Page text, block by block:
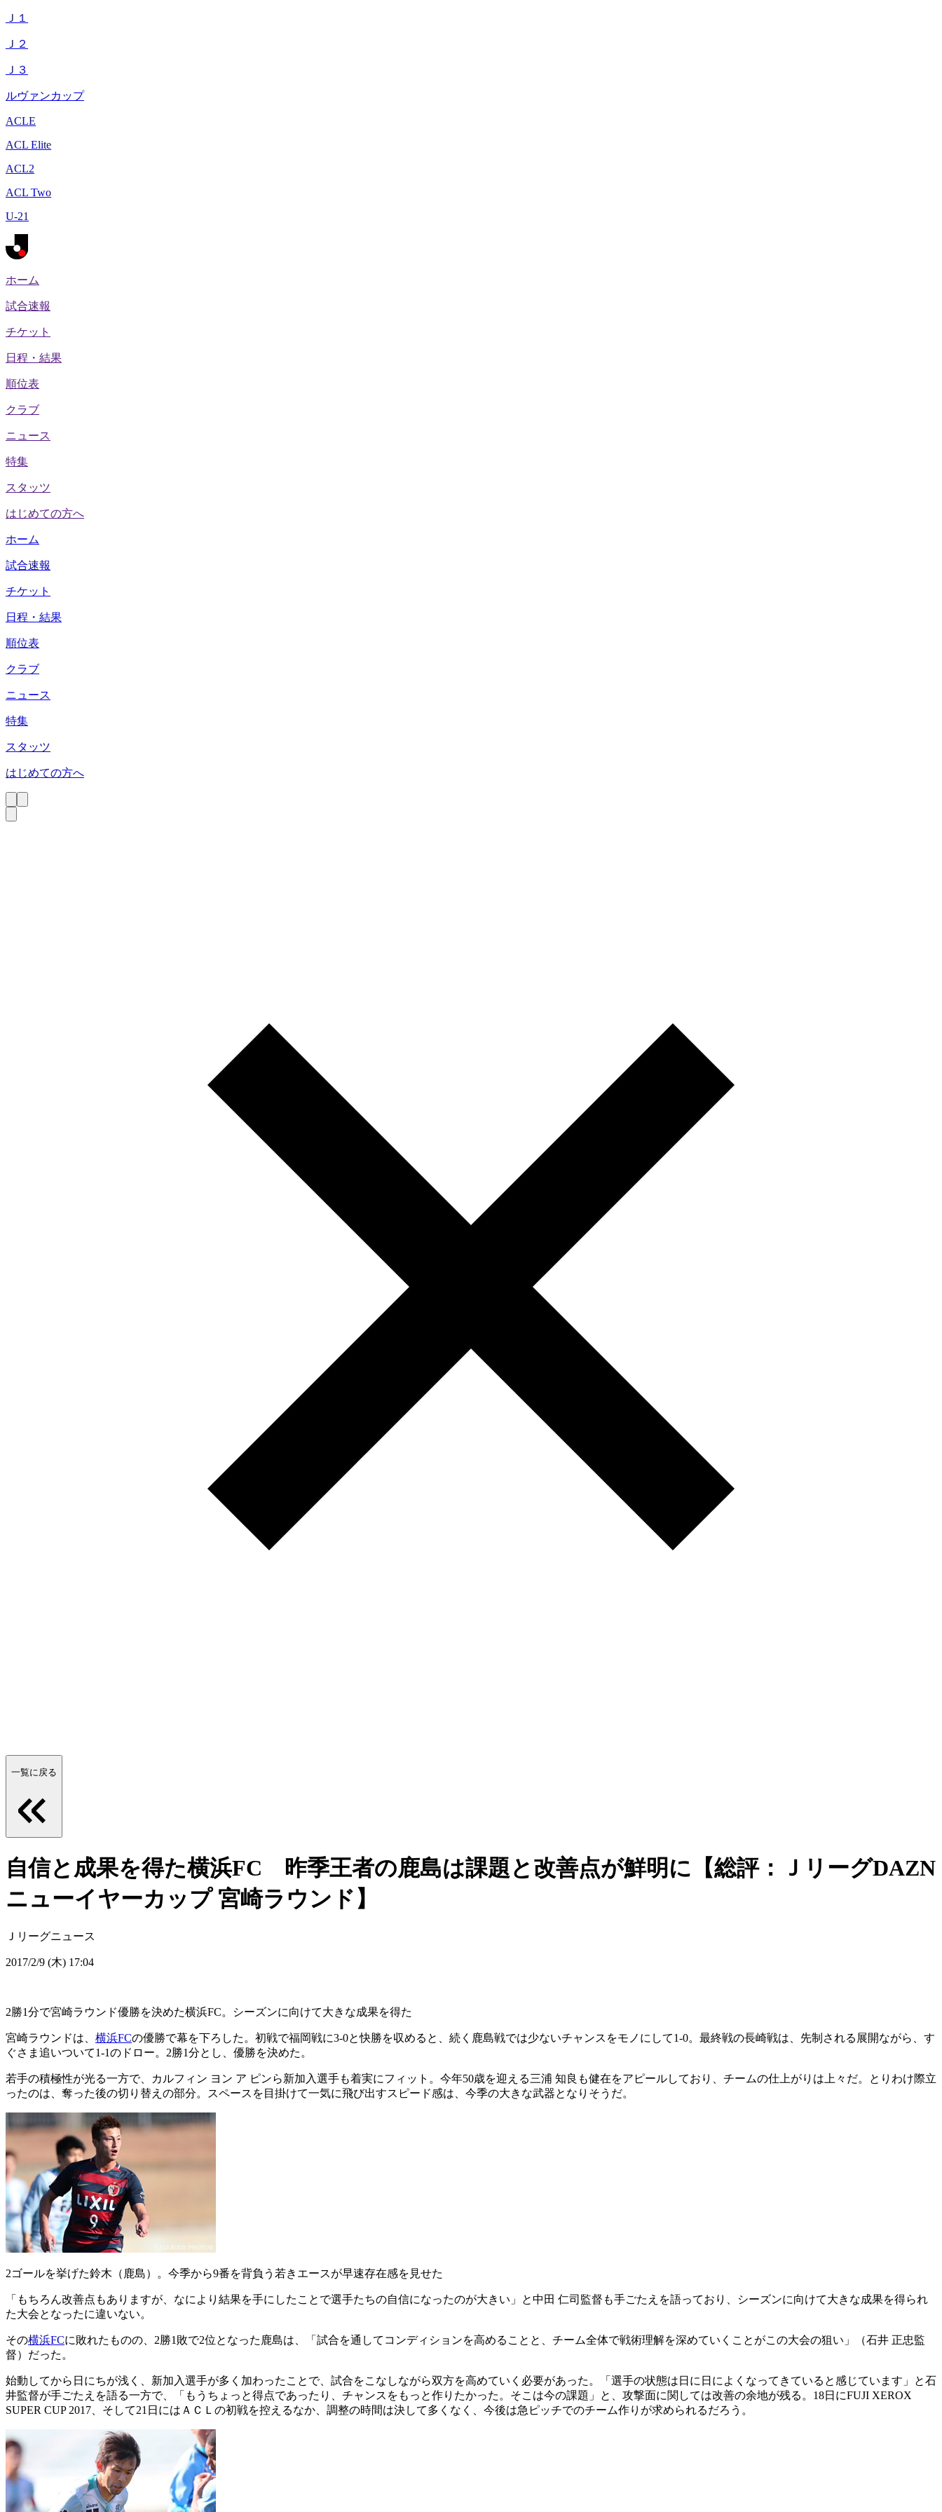
Ｊ１
Ｊ２
Ｊ３
ルヴァンカップ
ACLE
ACL Elite
ACL2
ACL Two
U-21
ホーム
試合速報
チケット
日程・結果
順位表
クラブ
ニュース
特集
スタッツ
はじめての方へ
ホーム
試合速報
チケット
日程・結果
順位表
クラブ
ニュース
特集
スタッツ
はじめての方へ
一覧に戻る
自信と成果を得た横浜FC 昨季王者の鹿島は課題と改善点が鮮明に【総評：ＪリーグDAZN
ニューイヤーカップ 宮崎ラウンド】
Ｊリーグニュース
2017/2/9 (木) 17:04
2勝1分で宮崎ラウンド優勝を決めた横浜FC。シーズンに向けて大きな成果を得た
宮崎ラウンドは、 横浜FCの優勝で幕を下ろした。初戦で福岡戦に3-0と快勝を収めると、続く鹿島戦では少ないチャンスをモノにして1-0。最終戦の長崎戦は、先制される展開ながら、す
ぐさま追いついて1-1のドロー。2勝1分とし、優勝を決めた。
若手の積極性が光る一方で、カルフィン ヨン ア ピンら新加入選手も着実にフィット。今年50歳を迎える三浦 知良も健在をアピールしており、チームの仕上がりは上々だ。とりわけ際立
ったのは、奪った後の切り替えの部分。スペースを目掛けて一気に飛び出すスピード感は、今季の大きな武器となりそうだ。
2ゴールを挙げた鈴木（鹿島）。今季から9番を背負う若きエースが早速存在感を見せた
「もちろん改善点もありますが、なにより結果を手にしたことで選手たちの自信になったのが大きい」と中田 仁司監督も手ごたえを語っており、シーズンに向けて大きな成果を得られ
た大会となったに違いない。
その横浜FCに敗れたものの、2勝1敗で2位となった鹿島は、「試合を通してコンディションを高めることと、チーム全体で戦術理解を深めていくことがこの大会の狙い」（石井 正忠監
督）だった。
始動してから日にちが浅く、新加入選手が多く加わったことで、試合をこなしながら双方を高めていく必要があった。「選手の状態は日に日によくなってきていると感じています」と石
井監督が手ごたえを語る一方で、「もうちょっと得点であったり、チャンスをもっと作りたかった。そこは今の課題」と、攻撃面に関しては改善の余地が残る。18日にFUJI XEROX
SUPER CUP 2017、そして21日にはＡＣＬの初戦を控えるなか、調整の時間は決して多くなく、今後は急ピッチでのチーム作りが求められるだろう。